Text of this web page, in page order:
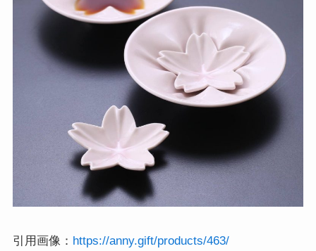
引用画像： https://anny.gift/products/463/